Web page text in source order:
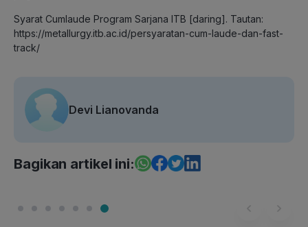
Syarat Cumlaude Program Sarjana ITB [daring]. Tautan:
https://metallurgy.itb.ac.id/persyaratan-cum-laude-dan-fast-
track/
Devi Lianovanda
Bagikan artikel ini: